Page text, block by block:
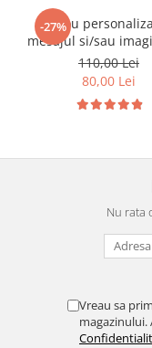
-27%
Tricou
mesajul si/sau
110,00 Lei
80,00 Lei
Nu rata
Vreau sa
magazinului.